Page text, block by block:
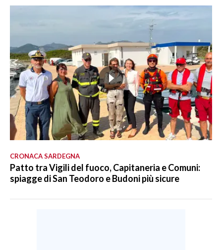
CRONACA SARDEGNA
Patto tra Vigili del fuoco, Capitaneria e Comuni:
spiagge di San Teodoro e Budoni più sicure